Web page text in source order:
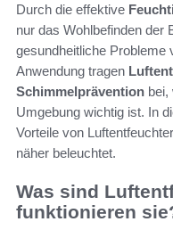
Durch die effektive
nur das Wohlbefinden der
gesundheitliche Probleme
Anwendung tragen
Schimmelprävention bei,
Umgebung wichtig ist. In
Vorteile von
näher beleuchtet.
Was sind
funktionieren